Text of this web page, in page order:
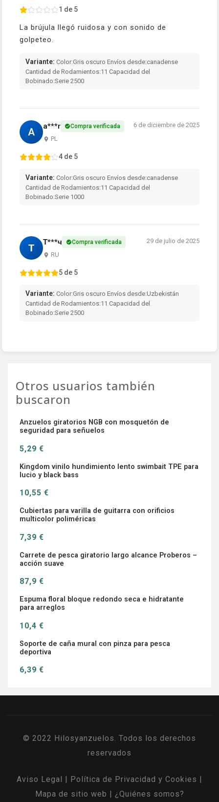
1 de 5
La brújula llegó ruidosa y con sonido de
golpeteo.
Variante: Color:Gris oscuro Envíos desde:canadense
Cantidad de Rodamientos:11 Capacidad del
Bobinado:Serie 2500
A a***r Compra verificada
PL
6 de diciembre de 2025
4 de 5
Variante: Color:Gris oscuro Envíos desde:canadense
Cantidad de Rodamientos:11 Capacidad del
Bobinado:Serie 1000
Т Т***ч Compra verificada
RU
29 de julio de 2025
5 de 5
Variante: Color:Gris oscuro Envíos desde:Uzbekistán
Cantidad de Rodamientos:11 Capacidad del
Bobinado:Serie 2500
Otros usuarios también
buscaron
Anzuelos giratorios NGB con mosquetón de
seguridad para señuelos
5,29 €
Kingdom vinilo hundimiento lento swimbait TPE para
lucio y black bass
10,55 €
Cubiertas para varilla de guitarra con orificios
multicolor poliméricas
7,39 €
Carrete de pesca giratorio largo alcance Proberos –
acción suave
87,9 €
Espuma floral bloque redondo seca e hidratante
para arreglos
10,4 €
Soporte de caña mural con pinza para pesca
deportiva
6,39 €
© 2022 Hilosyanzuelos. Todos los derechos
reservados
Aviso Legal Política de Privacidad y Cookies
Mapa de sitio web
¿Quiénes somos?